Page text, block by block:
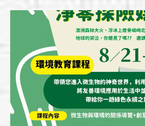
境永續貢獻一份心力，一起為
進，實踐低碳綠色旅行！